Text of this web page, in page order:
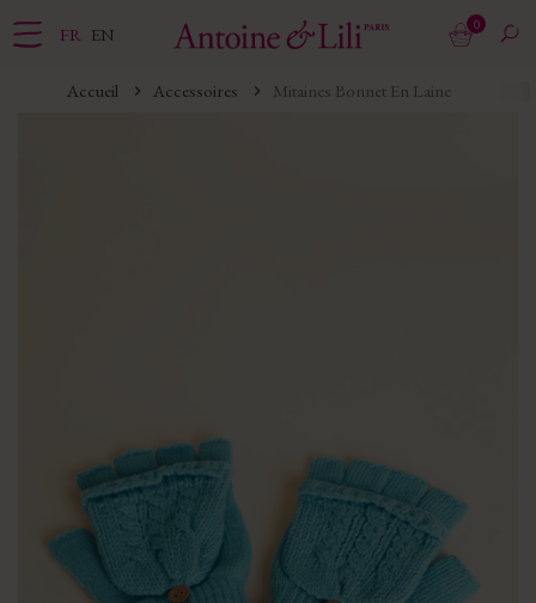
FR EN 0
Accueil Accessoires Mitaines Bonnet En Laine